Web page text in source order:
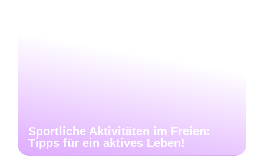
Sportliche Aktivitäten im Freien:
Tipps für ein aktives Leben!